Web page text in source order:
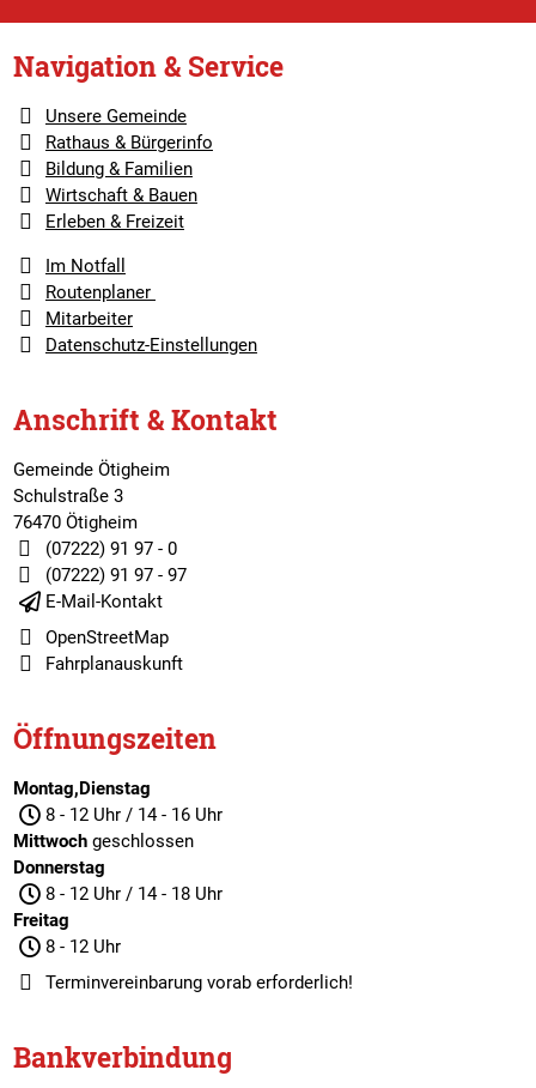
Navigation & Service
Unsere Gemeinde
Rathaus & Bürgerinfo
Bildung & Familien
Wirtschaft & Bauen
Erleben & Freizeit
Im Notfall
Routenplaner
Mitarbeiter
Datenschutz-Einstellungen
Anschrift & Kontakt
Gemeinde Ötigheim
Schulstraße 3
76470 Ötigheim
(07222) 91 97 - 0
(07222) 91 97 - 97
E-Mail-Kontakt
OpenStreetMap
Fahrplanauskunft
Öffnungszeiten
Montag,Dienstag
8 - 12 Uhr / 14 - 16 Uhr
Mittwochgeschlossen
Donnerstag
8 - 12 Uhr / 14 - 18 Uhr
Freitag
8 - 12 Uhr
Terminvereinbarungvorab erforderlich!
Bankverbindung